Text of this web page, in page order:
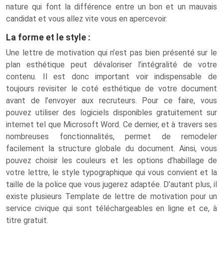
nature qui font la différence entre un bon et un mauvais
candidat et vous allez vite vous en apercevoir.
La forme et le style :
Une lettre de motivation qui n’est pas bien présenté sur le
plan esthétique peut dévaloriser l’intégralité de votre
contenu. Il est donc important voir indispensable de
toujours revisiter le coté esthétique de votre document
avant de l’envoyer aux recruteurs. Pour ce faire, vous
pouvez utiliser des logiciels disponibles gratuitement sur
internet tel que Microsoft Word. Ce dernier, et à travers ses
nombreuses fonctionnalités, permet de remodeler
facilement la structure globale du document. Ainsi, vous
pouvez choisir les couleurs et les options d’habillage de
votre lettre, le style typographique qui vous convient et la
taille de la police que vous jugerez adaptée. D’autant plus, il
existe plusieurs Template de lettre de motivation pour un
service civique qui sont téléchargeables en ligne et ce, à
titre gratuit.